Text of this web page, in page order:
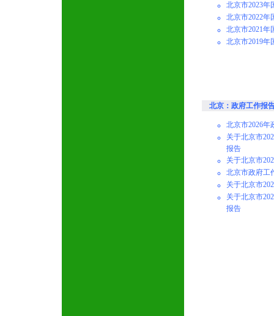
北京市2023年
北京市2022年
北京市2021年
北京市2019年
北京：政府工作报
北京市2026年
关于北京市
报告
关于北京市
北京市政府工
关于北京市
关于北京市
报告